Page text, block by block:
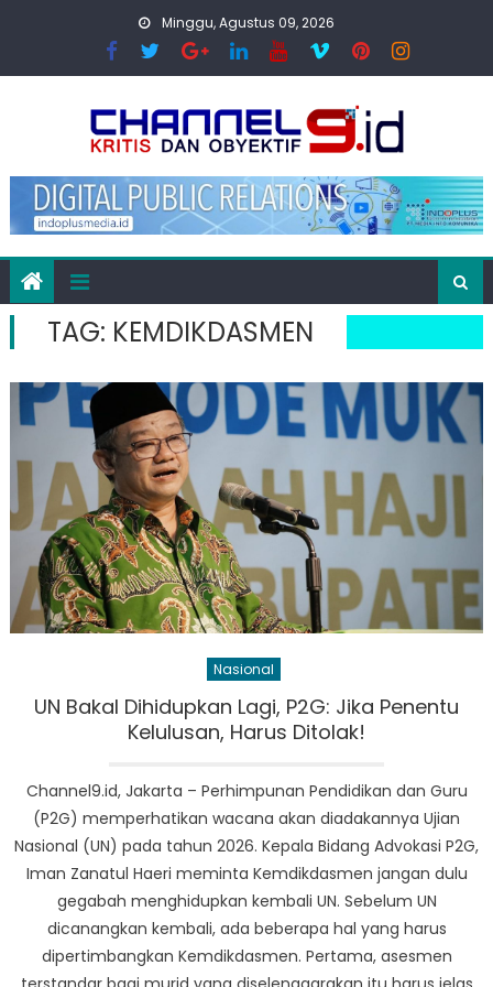
Minggu, Agustus 09, 2026
TAG: KEMDIKDASMEN
Nasional
UN Bakal Dihidupkan Lagi, P2G: Jika Penentu
Kelulusan, Harus Ditolak!
Channel9.id, Jakarta – Perhimpunan Pendidikan dan Guru
(P2G) memperhatikan wacana akan diadakannya Ujian
Nasional (UN) pada tahun 2026. Kepala Bidang Advokasi P2G,
Iman Zanatul Haeri meminta Kemdikdasmen jangan dulu
gegabah menghidupkan kembali UN. Sebelum UN
dicanangkan kembali, ada beberapa hal yang harus
dipertimbangkan Kemdikdasmen. Pertama, asesmen